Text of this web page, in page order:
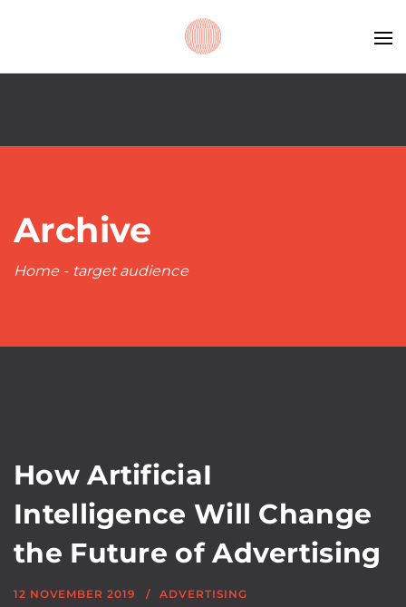
Archive
Home - target audience
How ArtificiaI
Intelligence Will Change
the Future of Advertising
12 NOVEMBER 2019 ADVERTISING